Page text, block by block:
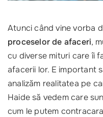
Atunci când vine vorba
proceselor de afaceri,
cu diverse mituri care îi
afacerii lor. E important
analizăm realitatea pe
Haide să vedem care
cum le putem